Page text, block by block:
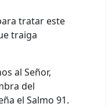
tratar este
traiga
al Señor,
del
el Salmo 91.